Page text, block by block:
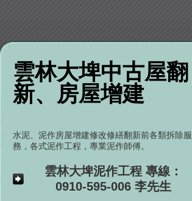
雲林大埤中古屋翻
新、房屋增建
水泥、泥作房屋增建修改修繕翻新前各類拆除服
務，各式泥作工程，專業泥作師傅。
雲林大埤泥作工程 專線：
0910-595-006 李先生